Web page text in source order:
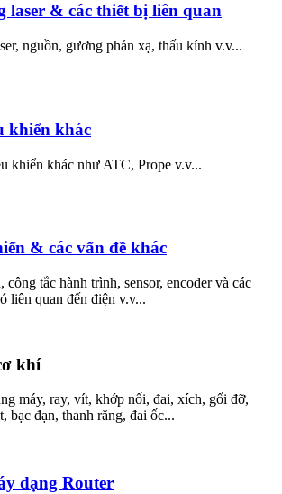
laser & các thiết bị liên quan
nguồn, gương phản xạ, thấu kính v.v...
khiển khác
khiển khác như ATC, Prope v.v...
& các vấn đề khác
công tắc hành trình, sensor, encoder và các
liên quan đến điện v.v...
khí
máy, ray, vít, khớp nối, đai, xích, gối đỡ,
bạc đạn, thanh răng, đai ốc...
dạng Router